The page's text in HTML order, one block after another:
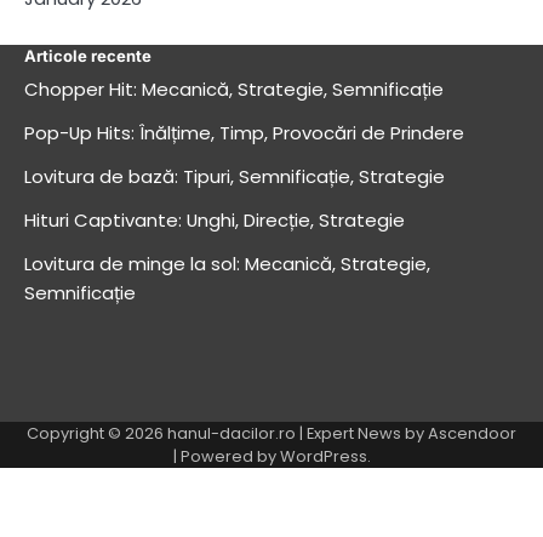
Articole recente
Chopper Hit: Mecanică, Strategie, Semnificație
Pop-Up Hits: Înălțime, Timp, Provocări de Prindere
Lovitura de bază: Tipuri, Semnificație, Strategie
Hituri Captivante: Unghi, Direcție, Strategie
Lovitura de minge la sol: Mecanică, Strategie,
Semnificație
Copyright © 2026 hanul-dacilor.ro | Expert News byAscendoor
| Powered byWordPress.